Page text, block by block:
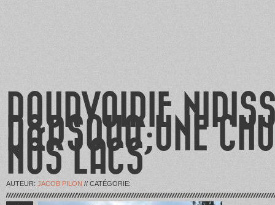
POURVOIRIE
D&RSQUO;UNE
NOS LACS
AUTEUR: JACOB PILON // CATÉGORIE: